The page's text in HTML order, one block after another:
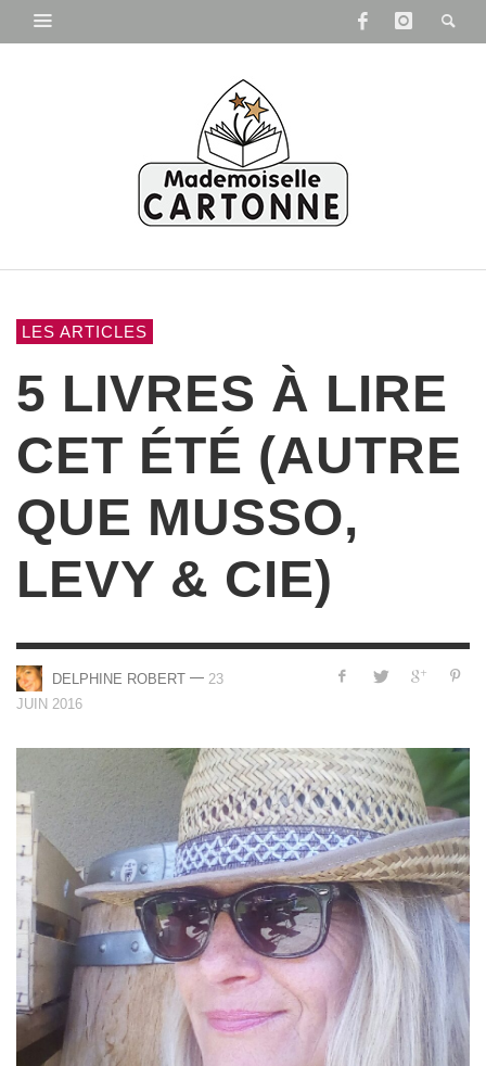
LES ARTICLES
5 LIVRES À LIRE
CET ÉTÉ (AUTRE
QUE MUSSO,
LEVY & CIE)
DELPHINE ROBERT — 23
JUIN 2016